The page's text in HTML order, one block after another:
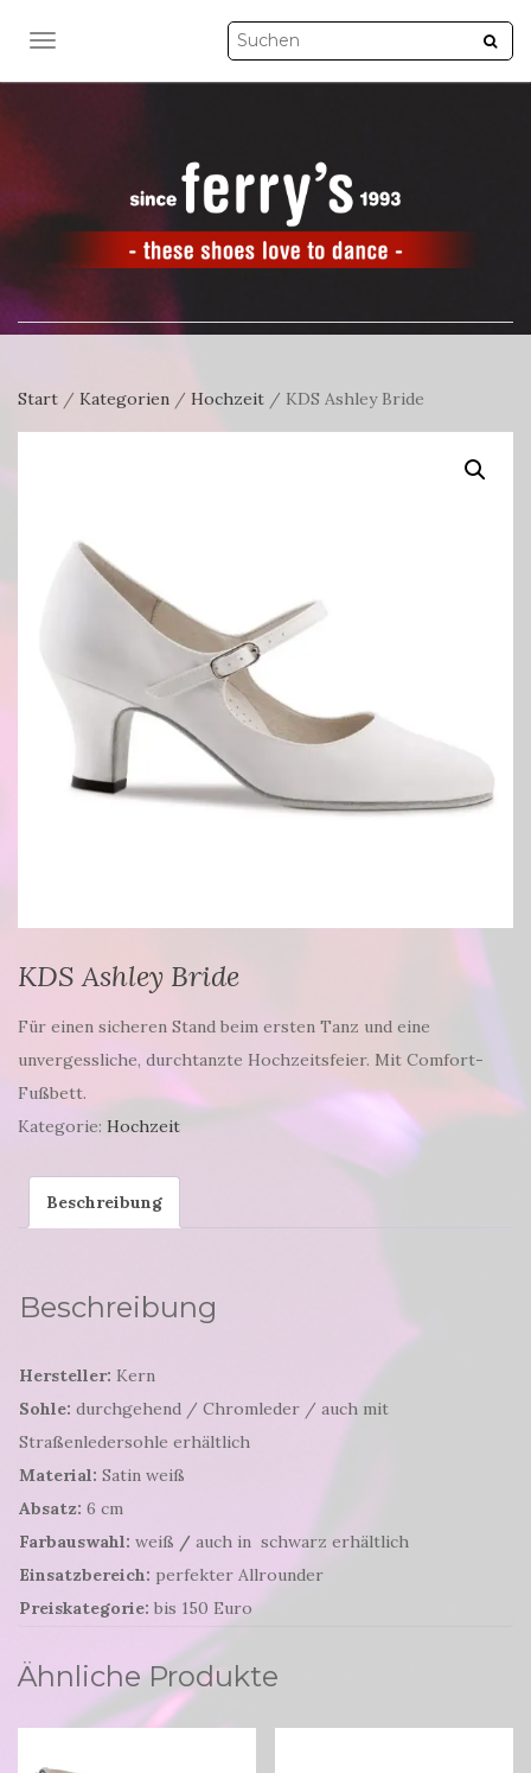
NAVIGATION UMSCHALTEN
Start / Kategorien / Hochzeit / KDS Ashley Bride
KDS Ashley Bride
Für einen sicheren Stand beim ersten Tanz und eine
unvergessliche, durchtanzte Hochzeitsfeier. Mit Comfort-
Fußbett.
Kategorie: Hochzeit
Beschreibung
Beschreibung
Hersteller: Kern
Sohle: durchgehend / Chromleder / auch mit
Straßenledersohle erhältlich
Material: Satin weiß
Absatz: 6 cm
Farbauswahl: weiß / auch in schwarz erhältlich
Einsatzbereich: perfekter Allrounder
Preiskategorie: bis 150 Euro
Ähnliche Produkte